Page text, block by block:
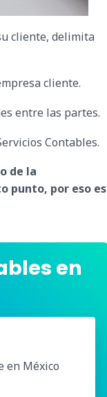
cliente, delimita
cliente.
entre las partes.
Contables.
de la
punto, por eso es
en
en México